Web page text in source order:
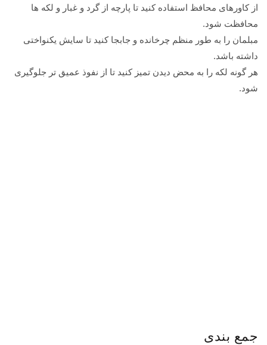
از کاورهای محافظ استفاده کنید تا پارچه از گرد و غبار و لکه ها
محافظت شود.
مبلمان را به طور منظم چرخانده و جابجا کنید تا سایش یکنواختی
داشته باشد.
هر گونه لکه را به محض دیدن تمیز کنید تا از نفوذ عمیق تر جلوگیری
شود.
جمع بندی